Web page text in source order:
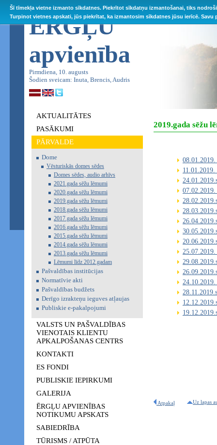
Šī tīmekļa vietne izmanto sīkdatnes. Piekrītot sīkdatņu izmantošanai, tiks
Turpinot vietnes apskati, jūs piekrītat, ka izmantosim sīkdatnes jūsu ierīcē.
ĒRGĻU
apvienība
Pirmdiena, 10. augusts
Šodien sveicam: Inuta, Brencis, Audris
AKTUALITĀTES
PASĀKUMI
PĀRVALDE
Dome
Vēsturiskās domes sēdes
Domes sēdes, audio arhīvs
2021.gada sēžu lēmumi
2020.gada sēžu lēmumi
2019.gada sēžu lēmumi
2018.gada sēžu lēmumi
2017.gada sēžu lēmumi
2016.gada sēžu lēmumi
2015.gada sēžu lēmumi
2014.gada sēžu lēmumi
2013.gada sēžu lēmumi
Lēmumi līdz 2012.gadam
Pašvaldības institūcijas
Normatīvie akti
Pašvaldības budžets
Derīgo izrakteņu ieguves atļaujas
Publiskie e-pakalpojumi
VALSTS UN PAŠVALDĪBAS
VIENOTAIS KLIENTU
APKALPOŠANAS CENTRS
KONTAKTI
ES FONDI
PUBLISKIE IEPIRKUMI
GALERIJA
ĒRGĻU APVIENĪBAS
NOTIKUMU APSKATS
SABIEDRĪBA
TŪRISMS / ATPŪTA
2019.gada sēžu
08.01.2019.
11.01.2019.
07.02.2019.
25.07.2019.
24.10.2019.
Atpakaļ Uz lapas